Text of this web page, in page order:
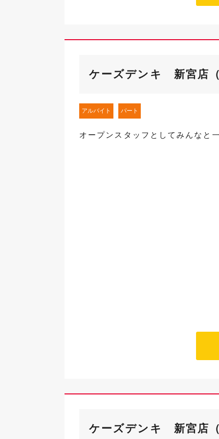
ケーズデンキ 新宮店（
アルバイト パート
オープンスタッフとしてみんなと
ケーズデンキ 新宮店（